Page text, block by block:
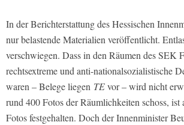
In der Berichterstattung des Hessischen
nur belastende Materialien veröffentlicht.
verschwiegen. Dass in den Räumen des SEK
rechtsextreme und anti-nationalsozialistische
waren – Belege liegen TEvor – wird nicht
rund 400 Fotos der Räumlichkeiten schoss, ist
Fotos festgehalten. Doch der Innenminister